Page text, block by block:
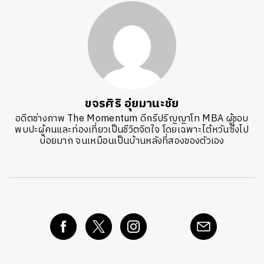
ขจรศิริ อุ่ยมานะชัย
อดีตช่างภาพ The Momentum ดีกรีปริญญาโท MBA ผู้ชอบ
พบปะผู้คนและท่องเที่ยวเป็นชีวิตจิตใจ โดยเฉพาะไต้หวันซึ่งไป
บ่อยมาก จนเหมือนเป็นบ้านหลังที่สองของตัวเอง